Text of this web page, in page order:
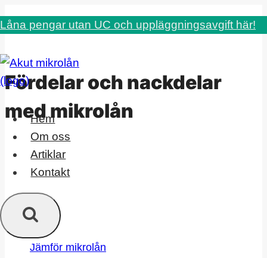
to
Låna pengar utan UC och uppläggningsavgift här!
Hem
Om oss
Artiklar
Kontakt
Jämför mikrolån
Fördelar och nackdelar
med mikrolån